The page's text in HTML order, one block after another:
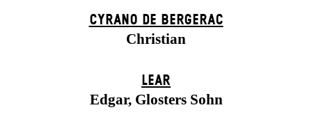
CYRANO DE BERGERAC
Christian
LEAR
Edgar, Glosters Sohn